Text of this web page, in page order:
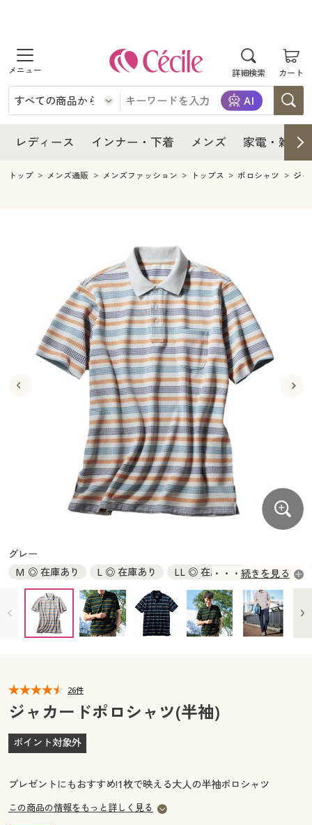
詳細検索 カート
商品を探す
レディース
レディースファッション
インナー・下着
インナー・下着通販すべて
ジュニア・ティーンズ下着
メンズ
キッチン・雑貨・日用品
寝具・インテリア・家具
寝具・インテリア・家具通販すべて
家具・収納
寝具・ベッド
カーテン・ラグ・ファブリック
美容・健康
美容・健康通販すべて
美容・健康・サプリメント
制服・スクール
制服・スクールすべて
ジュニア・ティーンズ下着
大きいサイズ
大きいサイズ通販すべて
大きいサイズ レディース服
大きいサイズ レディース下着
大きいサイズ 事務・制服
バーゲンセール
シークレットセール
商品カテゴリ一覧
カタログ・チラシからのご注文
デジタルカタログ
カタログ無料プレゼント
マイページ
閲覧履歴
サポート
レディース インナー・下着 メンズ 家電・雑貨
レディース
レディース通販すべて
レディースファッション
インナー・下着
インナー・下着通販すべて
ジュニア・ティーンズ下着
メンズ
キッチン・雑貨・日用品
寝具・ベッド
カーテン・ラグ・ファブリック
美容・健康通販すべて
美容・健康・サプリメント
制服・スクール
制服・スクールすべて
制服・学生服
ジュニア・ティーンズ下着
大きいサイズ
大きいサイズ通販すべて
大きいサイズ レディース服
大きいサイズ レディース下着
大きいサイズ メンズ
大きいサイズ 事務・制服
バーゲン
シークレットセール
商品カテゴリ一覧
カタログ・チラシからのご注文
カタログ無料プレゼント
会員メニュー
閲覧履歴
トップ メンズ通販 メンズファッション トップス ポロシャツ ジ
グレー
M ◎ 在庫あり
L ◎ 在庫あり
LL ◎ 在庫あり
3L ◎ 在庫あり
5L ◎ 在庫あり
続きを見る
26件
ジャカードポロシャツ(半袖)
ポイント対象外
プレゼントにもおすすめ!1枚で映える大人の半袖ポロシャツ
この商品の情報をもっと詳しく見る